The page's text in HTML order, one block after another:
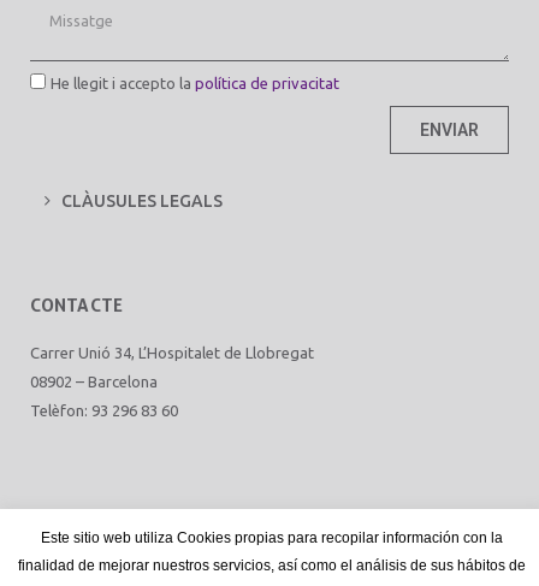
He llegit i accepto la política de privacitat
ENVIAR
CLÀUSULES LEGALS
CONTACTE
Carrer Unió 34, L’Hospitalet de Llobregat
08902 – Barcelona
Telèfon: 93 296 83 60
Este sitio web utiliza Cookies propias para recopilar información con la
finalidad de mejorar nuestros servicios, así como el análisis de sus hábitos de